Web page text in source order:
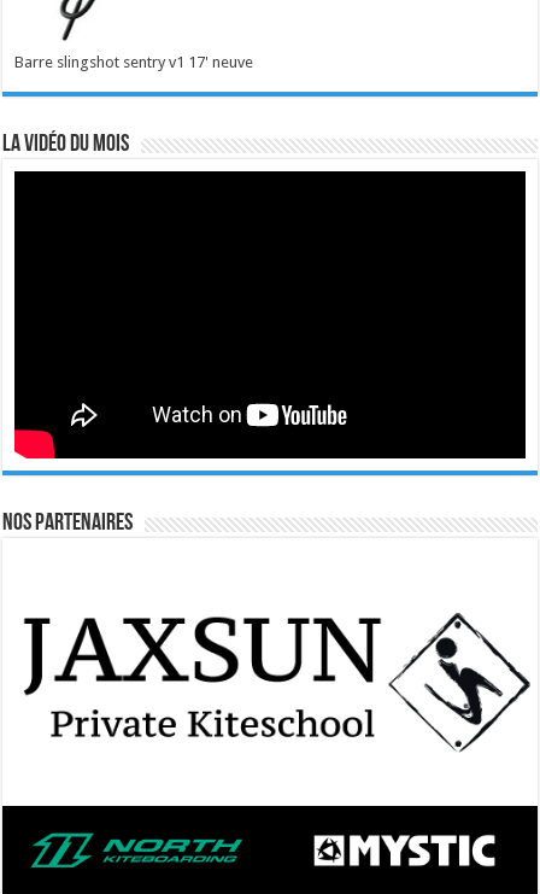
Barre slingshot sentry v1 17' neuve
La vidéo du mois
Nos Partenaires